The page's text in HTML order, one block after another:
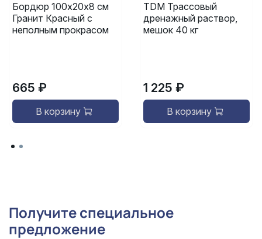
Бордюр 100х20х8 см
Гранит Красный с
неполным прокрасом
665 ₽
В корзину
TDM Трассовый
дренажный раствор,
мешок 40 кг
1 225 ₽
В корзину
Получите специальное
предложение